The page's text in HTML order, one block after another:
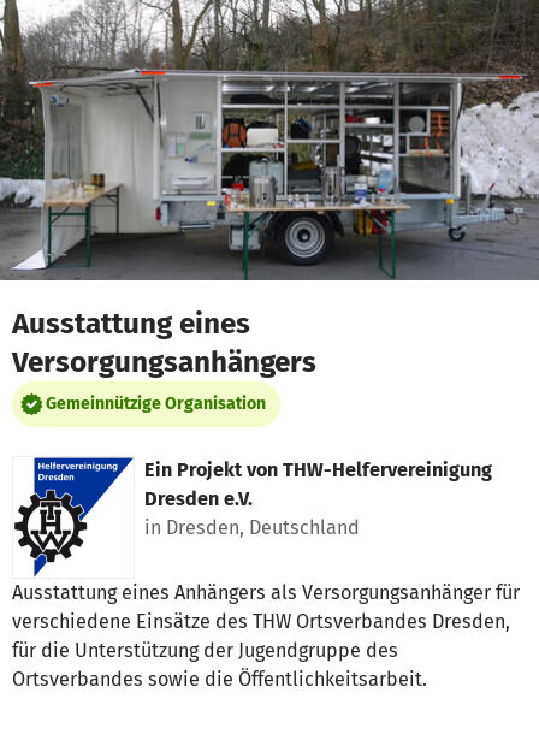
Zum Hauptinhalt springen
Erklärung zur Barrierefreiheit anzeigen
Ausstattung eines
Versorgungsanhängers
Gemeinnützige Organisation
Ein Projekt von THW-Helfervereinigung
Dresden e.V.
in Dresden, Deutschland
Ausstattung eines Anhängers als Versorgungsanhänger für
verschiedene Einsätze des THW Ortsverbandes Dresden,
für die Unterstützung der Jugendgruppe des
Ortsverbandes sowie die Öffentlichkeitsarbeit.